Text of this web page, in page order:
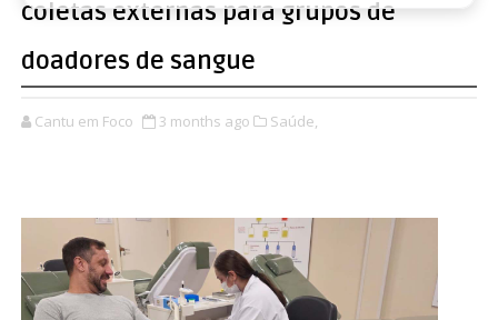
coletas externas para grupos de
doadores de sangue
Cantu em Foco 3 months ago Saúde,